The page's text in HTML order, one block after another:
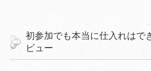
初参加でも本当に仕入れはで
ビュー